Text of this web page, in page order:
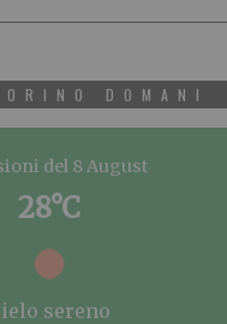
DOMANI
del 8 August
28°C
cielo sereno